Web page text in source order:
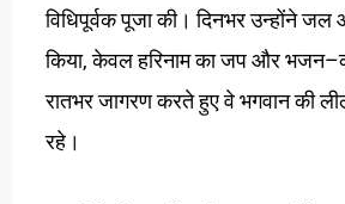
विधिपूर्वक पूजा की। दिनभर उन्होंने जल
किया,केवल हरिनाम का जप और भजन–
रातभर जागरण करते हुए वे भगवान की
रहे।